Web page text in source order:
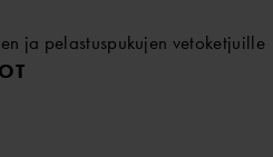
ja pelastuspukujen vetoketjuille